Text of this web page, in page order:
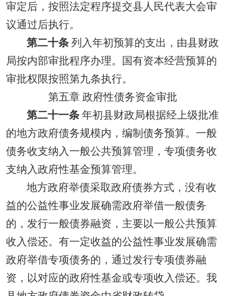
审定后，按照法定程序提交县人民代表大会审
议通过后执行。
第二十条列入年初预算的支出，由县财政
局按内部审批程序办理。国有资本经营预算的
审批权限按照第九条执行。
第五章 政府性债务资金审批
第二十一条年初县财政局根据经上级批准
的地方政府债务规模内，编制债务预算。一般
债务收支纳入一般公共预算管理，专项债务收
支纳入政府性基金预算管理。
地方政府举债采取政府债券方式，没有收
益的公益性事业发展确需政府举借一般债务
的，发行一般债券融资，主要以一般公共预算
收入偿还。有一定收益的公益性事业发展确需
政府举借专项债务的，通过发行专项债券融
资，以对应的政府性基金或专项收入偿还。我